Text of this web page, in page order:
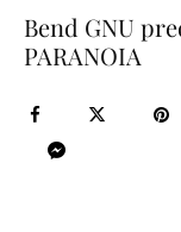
Bend GNU
PARANOIA